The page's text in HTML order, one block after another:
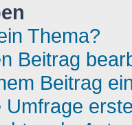
Thema?
Beitrag
Beitrag